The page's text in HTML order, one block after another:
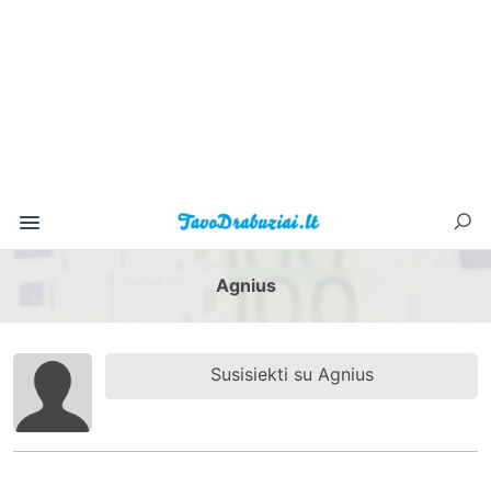
Agnius
Susisiekti su Agnius